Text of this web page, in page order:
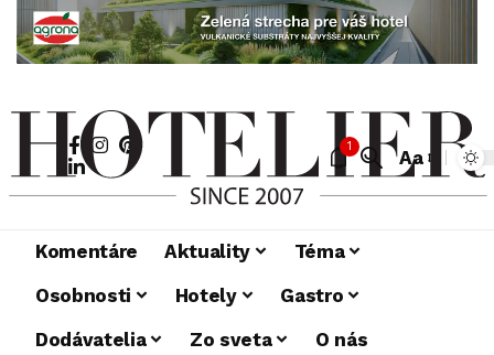
1
Aa
Komentáre Aktuality
Téma
Osobnosti
Hotely
Gastro
Dodávatelia
Zo sveta
O nás